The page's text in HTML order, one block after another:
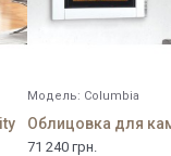
Модель: Columbia
71 240 грн.